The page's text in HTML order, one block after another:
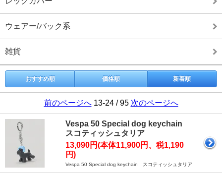
ウェアー/バック系
雑貨
おすすめ順 価格順 新着順
前のページへ13-24 / 95 次のページへ
Vespa 50 Special dog keychain
スコティッシュタリア
13,090円(本体11,900円、税1,190
円)
Vespa 50 Special dog keychain スコティッシュタリア